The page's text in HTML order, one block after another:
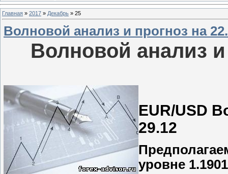
Главная » 2017 » Декабрь » 25
Волновой анализ и прогноз на
Волновой анализ и
EUR/USD
29.12
уровне